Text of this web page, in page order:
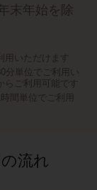
末年始を除
いただけます
分単位でご利用い
ご利用可能です
間単位でご利用
流れ